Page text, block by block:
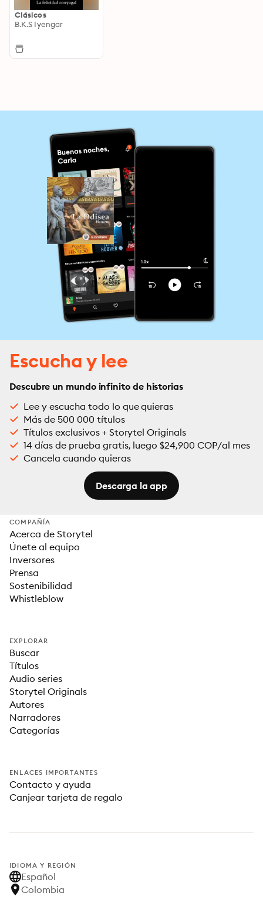
Clásicos
B.K.S Iyengar
Escucha y lee
Descubre un mundo infinito de historias
Lee y escucha todo lo que quieras
Más de 500 000 títulos
Títulos exclusivos + Storytel Originals
14 días de prueba gratis, luego $24,900 COP/al mes
Cancela cuando quieras
Descarga la app
COMPAÑÍA
Acerca de Storytel
Únete al equipo
Inversores
Prensa
Sostenibilidad
Whistleblow
EXPLORAR
Buscar
Títulos
Audio series
Storytel Originals
Autores
Narradores
Categorías
ENLACES IMPORTANTES
Contacto y ayuda
Canjear tarjeta de regalo
IDIOMA Y REGIÓN
Español
Colombia